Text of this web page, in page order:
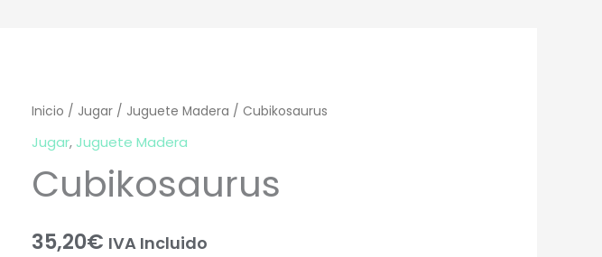
Inicio / Jugar / Juguete Madera / Cubikosaurus
Jugar, Juguete Madera
Cubikosaurus
35,20€ IVA Incluido